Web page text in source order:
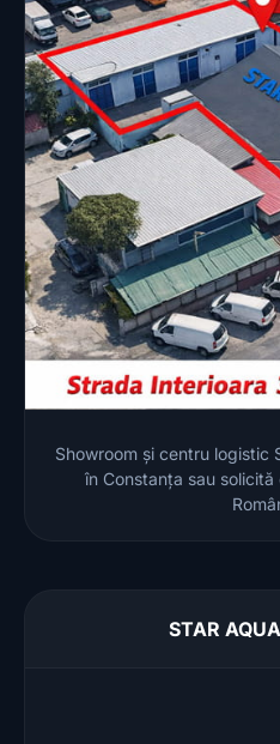
Showroom și centru logistic
în Constanța sau
STAR